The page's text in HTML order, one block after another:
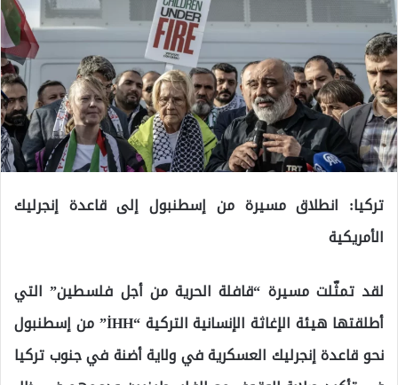
تركيا: انطلاق مسيرة من إسطنبول إلى قاعدة إنجرليك
الأمريكية
لقد تمثّلت مسيرة “قافلة الحرية من أجل فلسطين” التي
أطلقتها هيئة الإغاثة الإنسانية التركية “İHH” من إسطنبول
نحو قاعدة إنجرليك العسكرية في ولاية أضنة في جنوب تركيا